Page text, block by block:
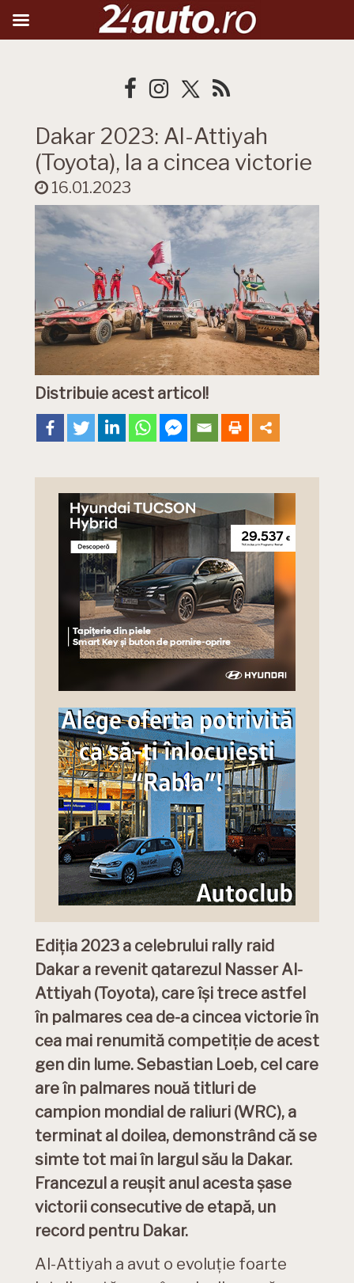
Dakar 2023: Al-Attiyah
(Toyota), la a cincea victorie
16.01.2023
Distribuie acest articol!
Ediția 2023 a celebrului rally raid
Dakar a revenit qatarezul Nasser Al-
Attiyah (Toyota), care își trece astfel
în palmares cea de-a cincea victorie în
cea mai renumită competiție de acest
gen din lume. Sebastian Loeb, cel care
are în palmares nouă titluri de
campion mondial de raliuri (WRC), a
terminat al doilea, demonstrând că se
simte tot mai în largul său la Dakar.
Francezul a reușit anul acesta șase
victorii consecutive de etapă, un
record pentru Dakar.
Al-Attiyah a avut o evoluție foarte